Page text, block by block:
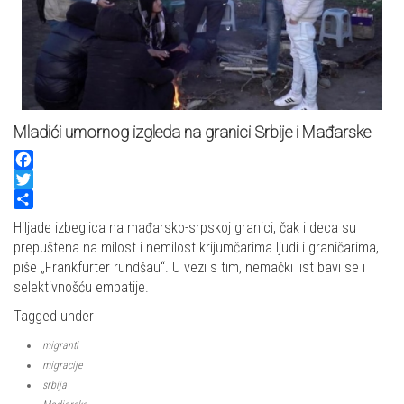
Mladići umornog izgleda na granici Srbije i Mađarske
Facebook
Twitter
Share
Hiljade izbeglica na mađarsko-srpskoj granici, čak i deca su
prepuštena na milost i nemilost krijumčarima ljudi i graničarima,
piše „Frankfurter rundšau“. U vezi s tim, nemački list bavi se i
selektivnošću empatije.
Tagged under
migranti
migracije
srbija